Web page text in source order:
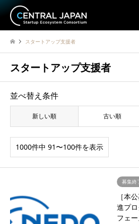
スタートアップ支援者
スタートアップ支援者
並べ替え条件
新しい順 古い順
1000件中 91〜100件を表示
募集終
［本
進プ
フェ